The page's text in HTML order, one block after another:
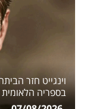
וינגייט חזר
בספריה